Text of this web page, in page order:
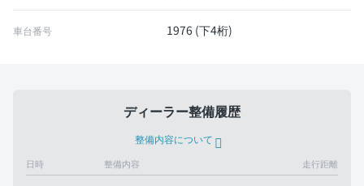
車台番号 1976 (下4桁)
ディーラー整備履歴
整備内容について
日時 整備内容 走行距離